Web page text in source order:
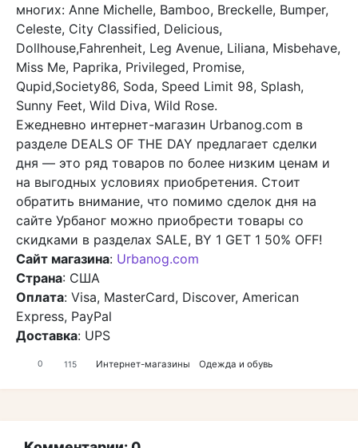
многих: Anne Michelle, Bamboo, Breckelle, Bumper,
Celeste, City Classified, Delicious,
Dollhouse,Fahrenheit, Leg Avenue, Liliana, Misbehave,
Miss Me, Paprika, Privileged, Promise,
Qupid,Society86, Soda, Speed Limit 98, Splash,
Sunny Feet, Wild Diva, Wild Rose.
Ежедневно интернет-магазин Urbanog.com в
разделе DEALS OF THE DAY предлагает сделки
дня — это ряд товаров по более низким ценам и
на выгодных условиях приобретения. Стоит
обратить внимание, что помимо сделок дня на
сайте Урбаног можно приобрести товары со
скидками в разделах SALE, BY 1 GET 1 50% OFF!
Сайт магазина: Urbanog.com
Страна: США
Оплата: Visa, MasterCard, Discover, American
Express, PayPal
Доставка: UPS
0 115 Интернет-магазины Одежда и обувь